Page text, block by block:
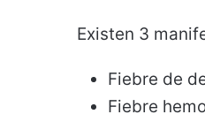
Existen 3
Fiebre de
Fiebre